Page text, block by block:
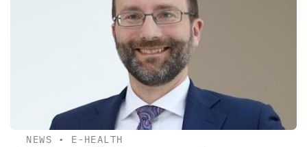
NEWS • E-HEALTH